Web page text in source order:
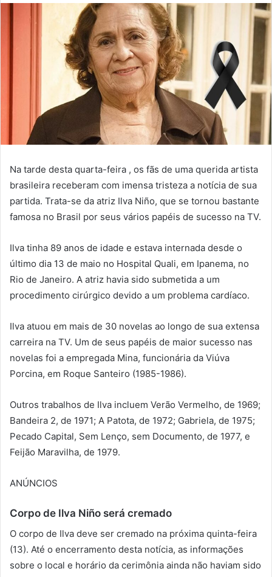
Na tarde desta quarta-feira , os fãs de uma querida artista
brasileira receberam com imensa tristeza a notícia de sua
partida. Trata-se da atriz Ilva Niño, que se tornou bastante
famosa no Brasil por seus vários papéis de sucesso na TV.
Ilva tinha 89 anos de idade e estava internada desde o
último dia 13 de maio no Hospital Quali, em Ipanema, no
Rio de Janeiro. A atriz havia sido submetida a um
procedimento cirúrgico devido a um problema cardíaco.
Ilva atuou em mais de 30 novelas ao longo de sua extensa
carreira na TV. Um de seus papéis de maior sucesso nas
novelas foi a empregada Mina, funcionária da Viúva
Porcina, em Roque Santeiro (1985-1986).
Outros trabalhos de Ilva incluem Verão Vermelho, de 1969;
Bandeira 2, de 1971; A Patota, de 1972; Gabriela, de 1975;
Pecado Capital, Sem Lenço, sem Documento, de 1977, e
Feijão Maravilha, de 1979.
ANÚNCIOS
Corpo de Ilva Niño será cremado
O corpo de Ilva deve ser cremado na próxima quinta-feira
(13). Até o encerramento desta notícia, as informações
sobre o local e horário da cerimônia ainda não haviam sido